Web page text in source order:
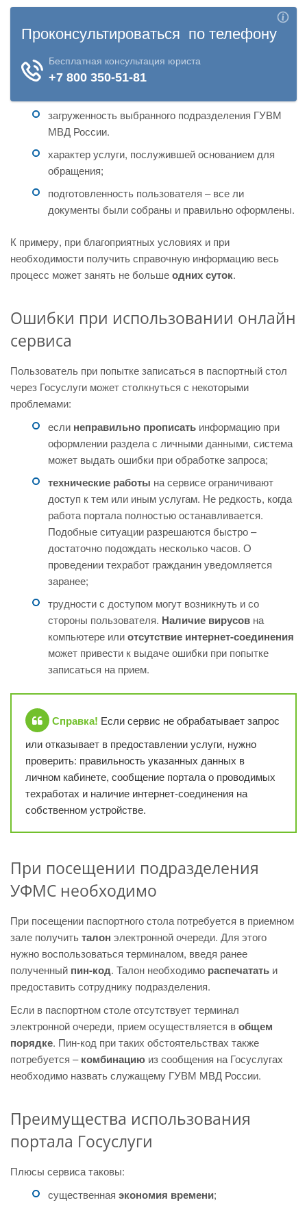
загруженность выбранного подразделения ГУВМ
МВД России.
характер услуги, послужившей основанием для
обращения;
подготовленность пользователя – все ли
документы были собраны и правильно оформлены.
К примеру, при благоприятных условиях и при
необходимости получить справочную информацию весь
процесс может занять не большеодних суток.
Ошибки при использовании онлайн
сервиса
Пользователь при попытке записаться в паспортный стол
через Госуслуги может столкнуться с некоторыми
проблемами:
если неправильно прописать информацию при
оформлении раздела с личными данными, система
может выдать ошибки при обработке запроса;
технические работы на сервисе ограничивают
доступ к тем или иным услугам. Не редкость, когда
работа портала полностью останавливается.
Подобные ситуации разрешаются быстро –
достаточно подождать несколько часов. О
проведении техработ гражданин уведомляется
заранее;
трудности с доступом могут возникнуть и со
стороны пользователя. Наличие вирусов на
компьютере илиотсутствие интернет-соединения
может привести к выдаче ошибки при попытке
записаться на прием.
Справка! Если сервис не обрабатывает запрос
или отказывает в предоставлении услуги, нужно
проверить: правильность указанных данных в
личном кабинете, сообщение портала о проводимых
техработах и наличие интернет-соединения на
собственном устройстве.
При посещении подразделения
УФМС необходимо
При посещении паспортного стола потребуется в приемном
зале получитьталон электронной очереди. Для этого
нужно воспользоваться терминалом, введя ранее
полученный пин-код. Талон необходимо распечатать и
предоставить сотруднику подразделения.
Если в паспортном столе отсутствует терминал
электронной очереди, прием осуществляется вобщем
порядке. Пин-код при таких обстоятельствах также
потребуется –комбинацию из сообщения на Госуслугах
необходимо назвать служащему ГУВМ МВД России.
Преимущества использования
портала Госуслуги
Плюсы сервиса таковы:
существенная экономия времени;